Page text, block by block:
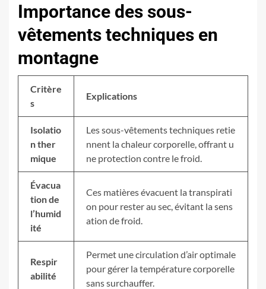
Importance des sous-
vêtements techniques en
montagne
Critère
s
Explications
Isolatio
n ther
mique
Les sous-vêtements techniques retie
nnent la chaleur corporelle, offrant u
ne protection contre le froid.
Évacua
tion de
l’humid
ité
Ces matières évacuent la transpirati
on pour rester au sec, évitant la sens
ation de froid.
Respir
abilité
Permet une circulation d’air optimale
pour gérer la température corporelle
sans surchauffer.